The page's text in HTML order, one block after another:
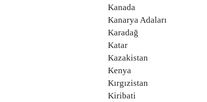
Kanada
Kanarya Adaları
Karadağ
Katar
Kazakistan
Kenya
Kırgızistan
Kiribati